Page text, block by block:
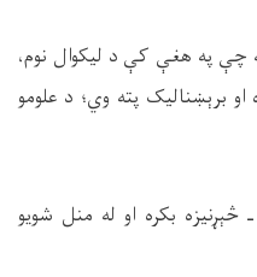
په هغې کې د ليکوال نوم،
برېښناليک پته وي؛ د علومو
څېړنيزه بكره او له منل شويو